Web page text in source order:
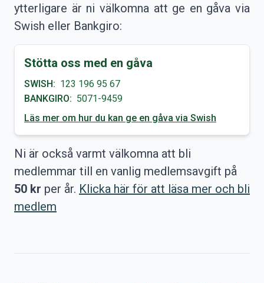
ytterligare är ni välkomna att ge en gåva via
Swish eller Bankgiro:
Stötta oss med en gåva
SWISH: 123 196 95 67
BANKGIRO: 5071-9459
Läs mer om hur du kan ge en gåva via Swish
Ni är också varmt välkomna att bli
medlemmar till en vanlig medlemsavgift på
50 kr per år. Klicka här för att läsa mer och bli
medlem